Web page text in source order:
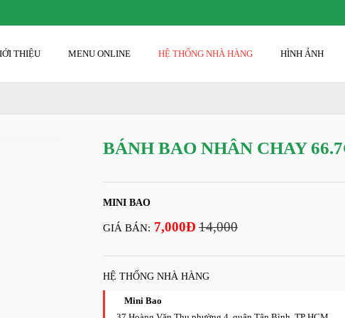
GIỚI THIỆU MENU ONLINE HỆ THỐNG NHÀ HÀNG HÌNH ẢNH
BÁNH BAO NHÂN CHAY 66.7G
MINI BAO
GIÁ BÁN: 7,000Đ 14,000
HỆ THỐNG NHÀ HÀNG
Mini Bao